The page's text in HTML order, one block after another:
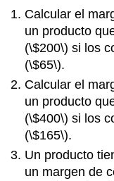
Calcular el
un producto
(\$200\) si los
(\$65\).
Calcular el
un producto
(\$400\) si los
(\$165\).
Un producto
un margen de